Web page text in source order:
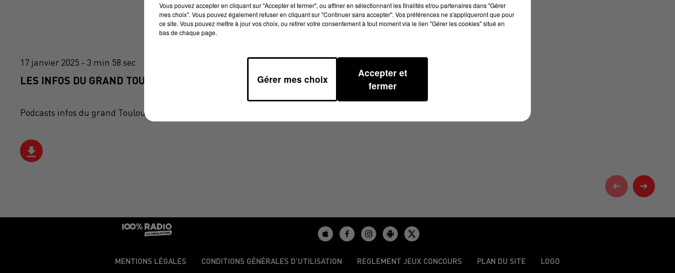
17 janvier 2025 - 3 min 58 sec
LES INFOS DU GRAND TOULOUSE DU 17/01/2025 À 16H59
Podcasts infos du grand Toulouse
MENTIONS LÉGALES CONDITIONS GÉNÉRALES D’UTILISATION REGLEMENT JEUX CONCOURS PLAN DU SITE LOGO
Vous pouvez accepter en cliquant sur "Accepter et fermer", ou affiner en sélectionnant les finalités et/ou partenaires dans "Gérer
mes choix". Vous pouvez également refuser en cliquant sur "Continuer sans accepter". Vos préférences ne s'appliqueront que pour
ce site. Vous pouvez mettre à jour vos choix, ou retirer votre consentement à tout moment via le lien "Gérer les cookies" situé en
bas de chaque page.
Gérer mes choix
Accepter et
fermer